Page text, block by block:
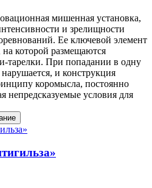
мишенная установка,
и зрелищности
Ее ключевой элемент
которой размещаются
При попадании в одну
и конструкция
коромысла, постоянно
непредсказуемые условия для